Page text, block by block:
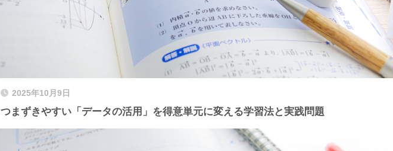
2025年10月9日
つまずきやすい「データの活用」を得意単元に変える学習法と実践問題